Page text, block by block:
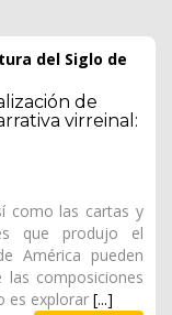
del Siglo de
de
virreinal:
como las cartas y
que produjo el
América pueden
las composiciones
es explorar [...]